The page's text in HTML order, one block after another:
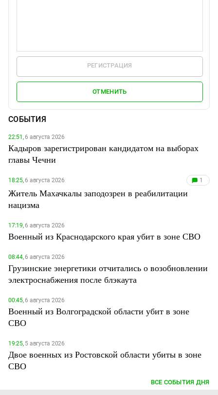
РЕГИСТРАЦИЯ
ОТМЕНИТЬ
СОБЫТИЯ
22:51,6 августа 2026
Кадыров зарегистрирован кандидатом на выборах
главы Чечни
18:25,6 августа 2026 1
Житель Махачкалы заподозрен в реабилитации
нацизма
17:19,6 августа 2026
Военный из Краснодарского края убит в зоне СВО
08:44,6 августа 2026
Грузинские энергетики отчитались о возобновлении
электроснабжения после блэкаута
00:45,6 августа 2026
Военный из Волгоградской области убит в зоне
СВО
19:25,5 августа 2026
Двое военных из Ростовской области убиты в зоне
СВО
ВСЕ СОБЫТИЯ ДНЯ